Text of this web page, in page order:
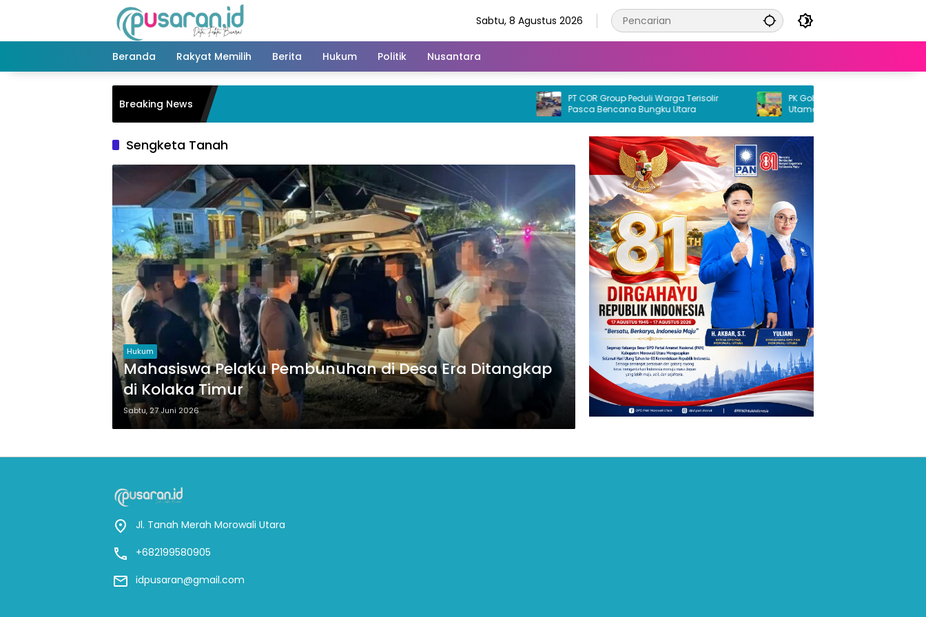
Sabtu, 8 Agustus 2026
Beranda Rakyat Memilih Berita Hukum Politik Nusantara
Breaking News
PT COR Group Peduli Warga Terisolir
Pasca Bencana Bungku Utara
PK Golkar Petasia Timur Jadi Kekuatan
Utama Partai Golkar di Morowali Utara
Sengketa Tanah
Hukum
Mahasiswa Pelaku Pembunuhan di Desa Era Ditangkap
di Kolaka Timur
Sabtu, 27 Juni 2026
Jl. Tanah Merah Morowali Utara
+682199580905
idpusaran@gmail.com